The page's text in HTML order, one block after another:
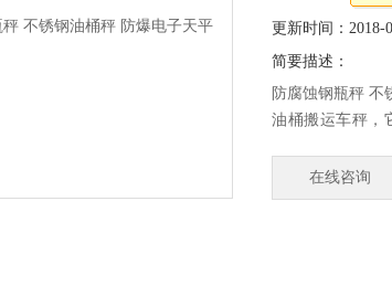
更新时间：2018-
简要描述：
防腐蚀钢瓶秤 不
油桶搬运车秤，
架，耐磨尼龙脚
原料和水分对结
在线咨询